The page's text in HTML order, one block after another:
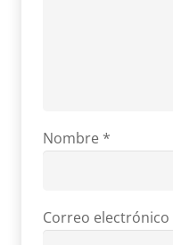
Nombre *
Correo electrónico